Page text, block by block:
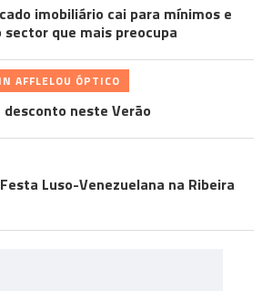
imobiliário cai para mínimos e
que mais preocupa
AFFLELOU ÓPTICO
desconto neste Verão
Luso-Venezuelana na Ribeira